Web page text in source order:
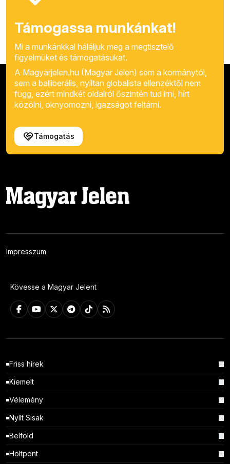
Támogassa munkánkat!
Mi a munkánkkal háláljuk meg a megtisztelő
figyelmüket és támogatásukat.
A Magyarjelen.hu (Magyar Jelen) sem a kormánytól,
sem a balliberális, nyíltan globalista ellenzéktől nem
függ, ezért mindkét oldalról őszintén tud írni, hírt
közölni, oknyomozni, igazságot feltárni.
Támogatás
Impresszum
Kövesse a Magyar Jelent
Friss hírek
Kiemelt
Vélemény
Nyílt Sisak
Belföld
Holtpont